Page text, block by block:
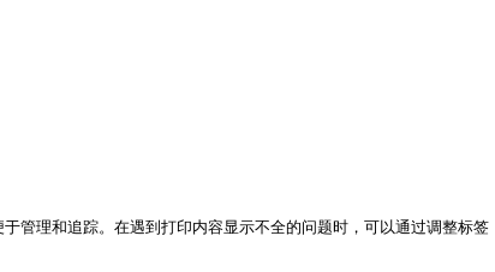
管理和追踪。在遇到打印内容显示不全的问题时，可以通过调整标签